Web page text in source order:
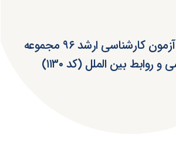
دانلود سؤالات آزمون کارشناسی ارشد ۹۶ مجموعه
روابط بین الملل (کد ۱۱۳۰)